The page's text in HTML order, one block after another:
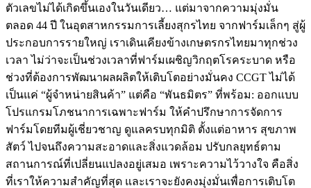
ตัวเลขไม่ได้เกิดขึ้นเองในวันเดียว… แต่มาจากความมุ่งมั่น
ตลอด 44 ปี ในอุตสาหกรรมการเลี้ยงสุกรไทย จากฟาร์มเล็กๆ สู่ผู้
ประกอบการรายใหญ่ เราเดินเคียงข้างเกษตรกรไทยมาทุกช่วง
เวลา ไม่ว่าจะเป็นช่วงเวลาที่ฟาร์มเผชิญวิกฤตโรคระบาด หรือ
ช่วงที่ต้องการพัฒนาผลผลิตให้เติบโตอย่างมั่นคง CCGT ไม่ได้
เป็นแค่ “ผู้จำหน่ายสินค้า” แต่คือ “พันธมิตร” ที่พร้อม: ออกแบบ
โปรแกรมโภชนาการเฉพาะฟาร์ม ให้คำปรึกษาการจัดการ
ฟาร์มโดยทีมผู้เชี่ยวชาญ ดูแลครบทุกมิติ ตั้งแต่อาหาร สุขภาพ
สัตว์ ไปจนถึงความสะอาดและสิ่งแวดล้อม ปรับกลยุทธ์ตาม
สถานการณ์ที่เปลี่ยนแปลงอยู่เสมอ เพราะความไว้วางใจ คือสิ่ง
ที่เราให้ความสำคัญที่สุด และเราจะยังคงมุ่งมั่นเพื่อการเติบโต